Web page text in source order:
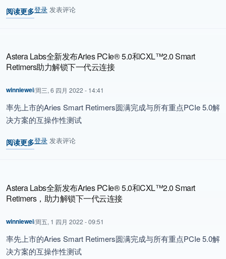
阅读更多
关于 Astera Labs面向CXL附加内存扩展和池化应用的Leo
登录 发表评论
Astera Labs全新发布Aries PCIe® 5.0和CXL™2.0 Smart
Retimers助力解锁下一代云连接
winniewei/周三, 6 四月 2022 - 14:41
率先上市的Aries Smart Retimers圆满完成与所有重点PCIe 5.0解
决方案的互操作性测试
阅读更多
关于 Astera Labs全新发布Aries PCIe® 5.0和CXL™2.0 Smart
登录 发表评论
Astera Labs全新发布Aries PCIe® 5.0和CXL™2.0 Smart
Retimers，助力解锁下一代云连接
winniewei/周五, 1 四月 2022 - 09:51
率先上市的Aries Smart Retimers圆满完成与所有重点PCIe 5.0解
决方案的互操作性测试